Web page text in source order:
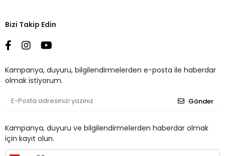
Bizi Takip Edin
Kampanya, duyuru, bilgilendirmelerden e-posta ile haberdar
olmak istiyorum.
Gönder
Kampanya, duyuru ve bilgilendirmelerden haberdar olmak
için kayıt olun.